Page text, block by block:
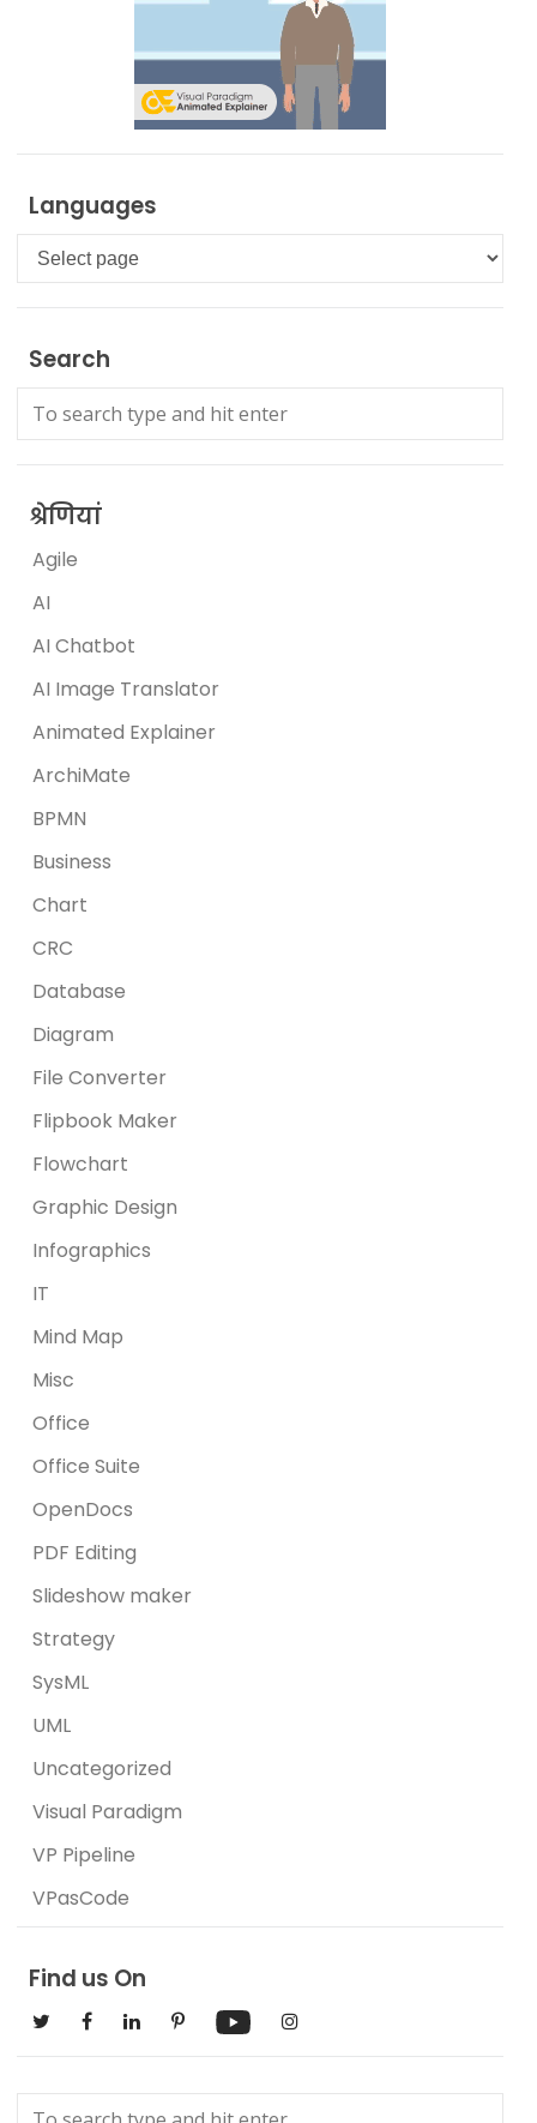
Languages
Languages
Search
श्रेणियां
Agile
AI
AI Chatbot
AI Image Translator
Animated Explainer
ArchiMate
BPMN
Business
Chart
CRC
Database
Diagram
File Converter
Flipbook Maker
Flowchart
Graphic Design
Infographics
IT
Mind Map
Misc
Office
Office Suite
OpenDocs
PDF Editing
Slideshow maker
Strategy
SysML
UML
Uncategorized
Visual Paradigm
VP Pipeline
VPasCode
Find us On